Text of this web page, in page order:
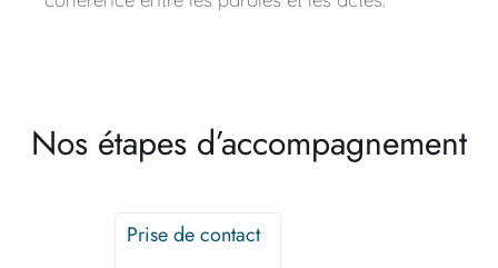
Nos étapes d’accompagnement
Prise de contact